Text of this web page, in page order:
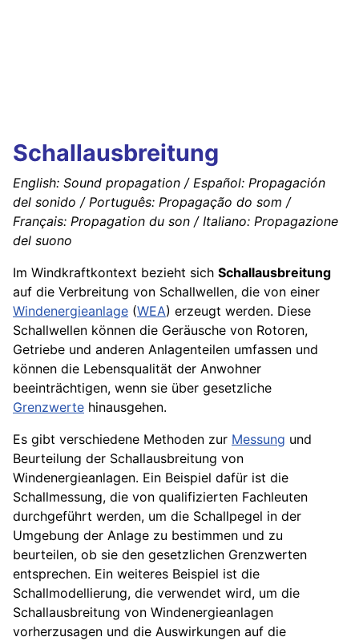
Schallausbreitung
English: Sound propagation / Español: Propagación
del sonido / Português: Propagação do som /
Français: Propagation du son / Italiano: Propagazione
del suono
Im Windkraftkontext bezieht sich Schallausbreitung
auf die Verbreitung von Schallwellen, die von einer
Windenergieanlage (WEA) erzeugt werden. Diese
Schallwellen können die Geräusche von Rotoren,
Getriebe und anderen Anlagenteilen umfassen und
können die Lebensqualität der Anwohner
beeinträchtigen, wenn sie über gesetzliche
Grenzwerte hinausgehen.
Es gibt verschiedene Methoden zur Messung und
Beurteilung der Schallausbreitung von
Windenergieanlagen. Ein Beispiel dafür ist die
Schallmessung, die von qualifizierten Fachleuten
durchgeführt werden, um die Schallpegel in der
Umgebung der Anlage zu bestimmen und zu
beurteilen, ob sie den gesetzlichen Grenzwerten
entsprechen. Ein weiteres Beispiel ist die
Schallmodellierung, die verwendet wird, um die
Schallausbreitung von Windenergieanlagen
vorherzusagen und die Auswirkungen auf die